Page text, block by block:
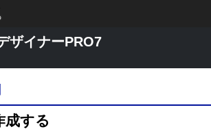
ザイナーPRO7
成する